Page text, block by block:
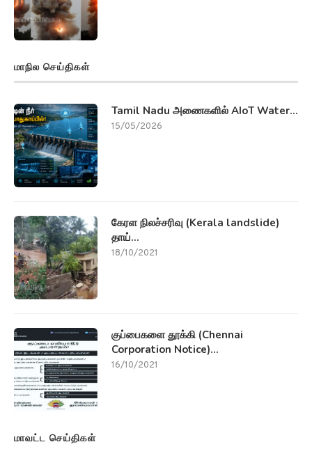
மாநில செய்திகள்
Tamil Nadu அணைகளில் AIoT Water...
15/05/2026
கேரள நிலச்சரிவு (Kerala landslide)
தாய்...
18/10/2021
குப்பைகளை தூக்கி (Chennai
Corporation Notice)...
16/10/2021
மாவட்ட செய்திகள்